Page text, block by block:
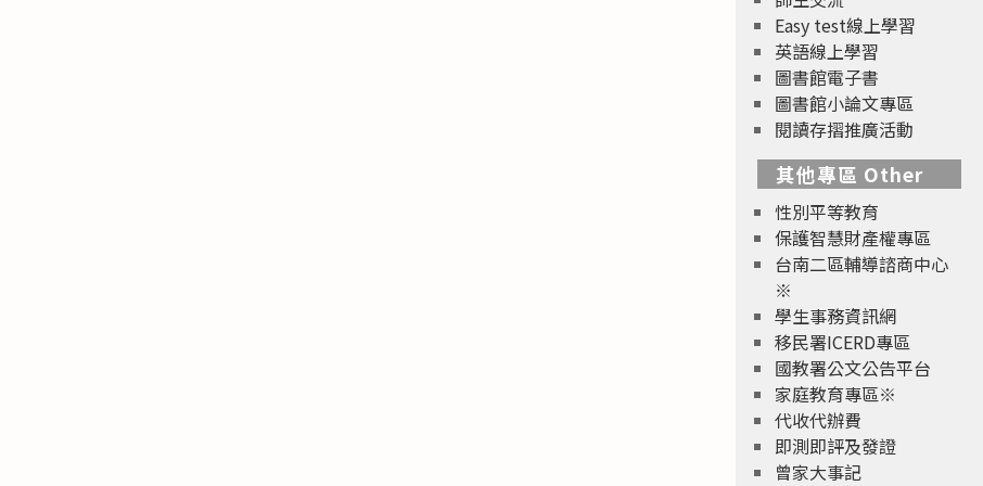
Easy test線上學習
英語線上學習
圖書館電子書
圖書館小論文專區
閱讀存摺推廣活動
其他專區 Other
性別平等教育
保護智慧財產權專區
台南二區輔導諮商中心
※
學生事務資訊網
移民署ICERD專區
國教署公文公告平台
家庭教育專區※
代收代辦費
即測即評及發證
曾家大事記